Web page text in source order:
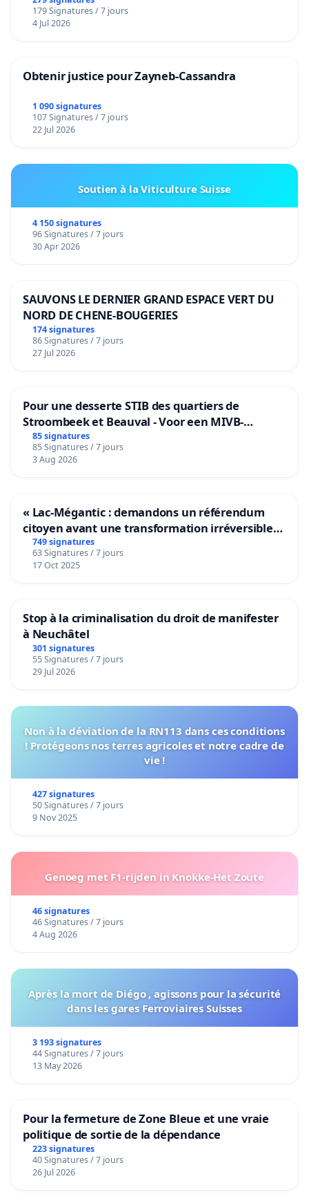
179 Signatures / 7 jours
4 Jul 2026
Obtenir justice pour Zayneb-Cassandra
1 090 signatures
107 Signatures / 7 jours
22 Jul 2026
Soutien à la Viticulture Suisse
4 150 signatures
96 Signatures / 7 jours
30 Apr 2026
SAUVONS LE DERNIER GRAND ESPACE VERT DU
NORD DE CHENE-BOUGERIES
174 signatures
86 Signatures / 7 jours
27 Jul 2026
Pour une desserte STIB des quartiers de
Stroombeek et Beauval - Voor een MIVB-
bediening van de wijken Strombeek en Het
Voor
85 signatures
85 Signatures / 7 jours
3 Aug 2026
« Lac-Mégantic : demandons un référendum
citoyen avant une transformation irréversible
de notre territoire »
749 signatures
63 Signatures / 7 jours
17 Oct 2025
Stop à la criminalisation du droit de manifester
à Neuchâtel
301 signatures
55 Signatures / 7 jours
29 Jul 2026
Non à la déviation de la RN113 dans ces conditions
! Protégeons nos terres agricoles et notre cadre de
vie !
427 signatures
50 Signatures / 7 jours
9 Nov 2025
Genoeg met F1-rijden in Knokke-Het Zoute
46 signatures
46 Signatures / 7 jours
4 Aug 2026
Après la mort de Diégo , agissons pour la sécurité
dans les gares Ferroviaires Suisses
3 193 signatures
44 Signatures / 7 jours
13 May 2026
Pour la fermeture de Zone Bleue et une vraie
politique de sortie de la dépendance
223 signatures
40 Signatures / 7 jours
26 Jul 2026